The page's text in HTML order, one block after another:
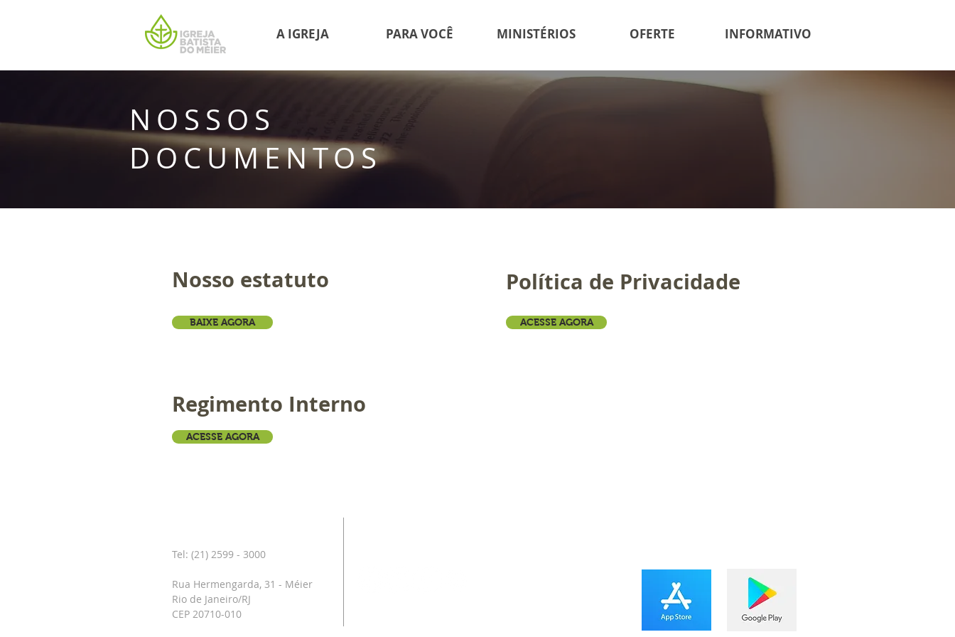
A IGREJA PARA VOCÊ MINISTÉRIOS OFERTE INFORMATIVO
NOSSOS
DOCUMENTOS
Nosso estatuto
BAIXE AGORA
Política de Privacidade
ACESSE AGORA
Regimento Interno
ACESSE AGORA
Tel: (21) 2599 - 3000
Rua Hermengarda, 31 - Méier
Rio de Janeiro/RJ
CEP 20710-010